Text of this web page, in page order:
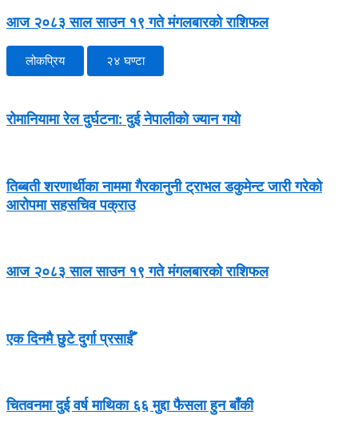
आज २०८३ साल साउन १९ गते मंगलबारको राशिफल
लोकप्रिय २४ घण्टा
रोमानियामा रेल दुर्घटना: दुई नेपालीको ज्यान गयो
तिब्बती शरणार्थीका नाममा गैरकानुनी ट्राभल डकुमेन्ट जारी गरेको
आरोपमा सहसचिव पक्राउ
आज २०८३ साल साउन १९ गते मंगलबारको राशिफल
एक दिनमै छुटे दुर्गा प्रसाईँ
चितवनमा दुई वर्ष माथिका ६६ मुद्दा फैसला हुन बाँकी